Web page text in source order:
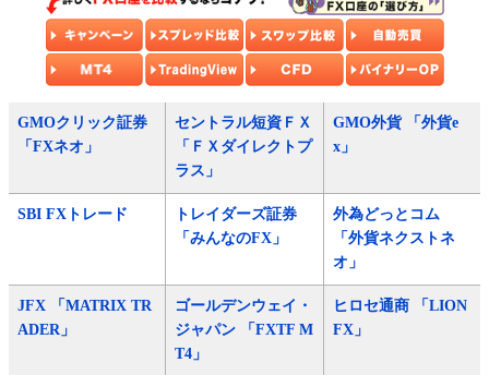
GMOクリック証券
「FXネオ」
セントラル短資ＦＸ
「ＦＸダイレクトプ
ラス」
GMO外貨 「外貨e
x」
SBI FXトレード
トレイダーズ証券
「みんなのFX」
外為どっとコム
「外貨ネクストネ
オ」
JFX 「MATRIX TR
ADER」
ゴールデンウェイ・
ジャパン 「FXTF M
T4」
ヒロセ通商 「LION
FX」